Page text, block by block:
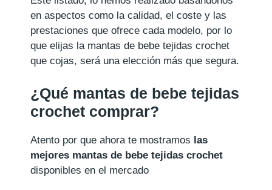
en aspectos como la calidad, el coste y las
prestaciones que ofrece cada modelo, por lo
que elijas la mantas de bebe tejidas crochet
que cojas, será una elección más que segura.
¿Qué mantas de bebe tejidas
crochet comprar?
Atento por que ahora te mostramos las
mejores mantas de bebe tejidas crochet
disponibles en el mercado